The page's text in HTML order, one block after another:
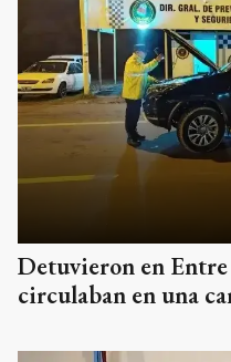
Detuvieron en Entre
circulaban en una